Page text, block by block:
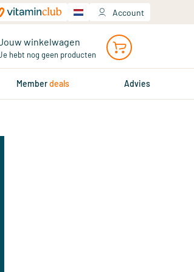
Account
winkelwagen
hebt nog geen producten
Memberdeals Advies